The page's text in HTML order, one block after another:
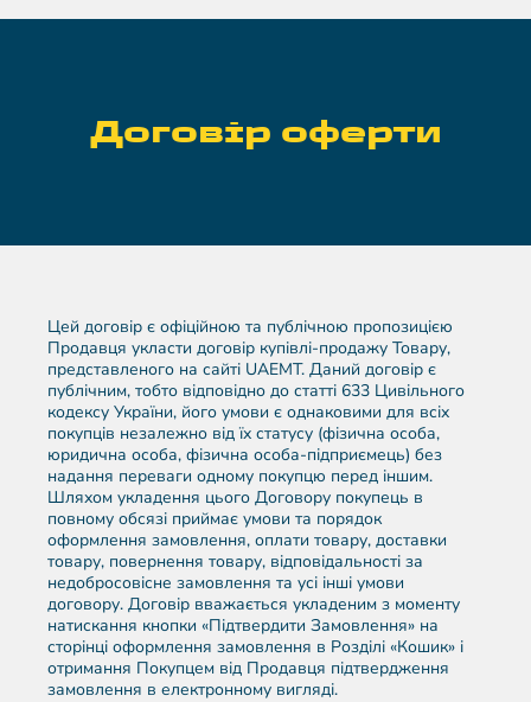
Договiр оферти
Цей договір є офіційною та публічною пропозицією
Продавця укласти договір купівлі-продажу Товару,
представленого на сайті UAEMT. Даний договір є
публічним, тобто відповідно до статті 633 Цивільного
кодексу України, його умови є однаковими для всіх
покупців незалежно від їх статусу (фізична особа,
юридична особа, фізична особа-підприємець) без
надання переваги одному покупцю перед іншим.
Шляхом укладення цього Договору покупець в
повному обсязі приймає умови та порядок
оформлення замовлення, оплати товару, доставки
товару, повернення товару, відповідальності за
недобросовісне замовлення та усі інші умови
договору. Договір вважається укладеним з моменту
натискання кнопки «Підтвердити Замовлення» на
сторінці оформлення замовлення в Розділі «Кошик» і
отримання Покупцем від Продавця підтвердження
замовлення в електронному вигляді.